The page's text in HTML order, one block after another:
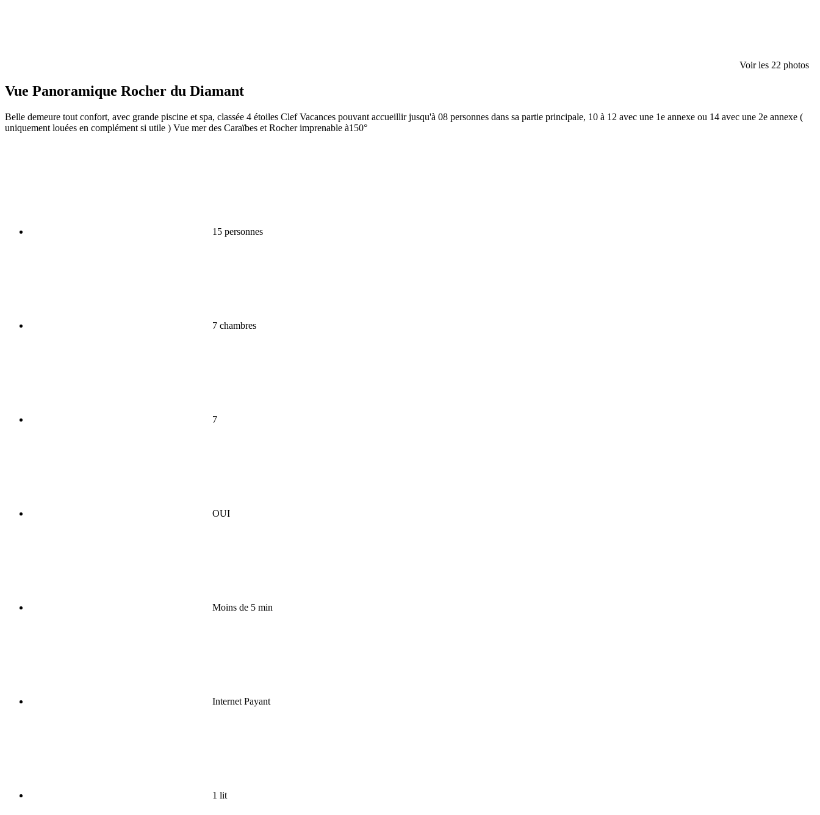
Voir les 22 photos
Vue Panoramique Rocher du Diamant
Belle demeure tout confort, avec grande piscine et spa, classée 4 étoiles Clef Vacances pouvant accueillir jusqu'à 08 personnes dans sa partie principale, 10 à 12 avec une 1e annexe ou 14 avec une 2e annexe (
uniquement louées en complément si utile ) Vue mer des Caraïbes et Rocher imprenable à150°
15 personnes
7 chambres
7
OUI
Moins de 5 min
Internet Payant
1 lit